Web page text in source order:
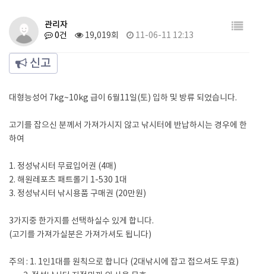
관리자
0건 19,019회 11-06-11 12:13
신고
대형능성어 7kg~10kg 급이 6월11일(토) 입하 및 방류 되었습니다.
고기를 잡으신 분께서 가져가시지 않고 낚시터에 반납하시는 경우에 한
하여
1. 정성낚시터 무료입어권 (4매)
2. 해원레포츠 패트롤기 1-530 1대
3. 정성낚시터 낚시용품 구매권 (20만원)
3가지중 한가지를 선택하실수 있게 합니다.
(고기를 가져가실분은 가져가셔도 됩니다)
주의 : 1. 1인1대를 원칙으로 합니다 (2대낚시에 잡고 접으셔도 무효)